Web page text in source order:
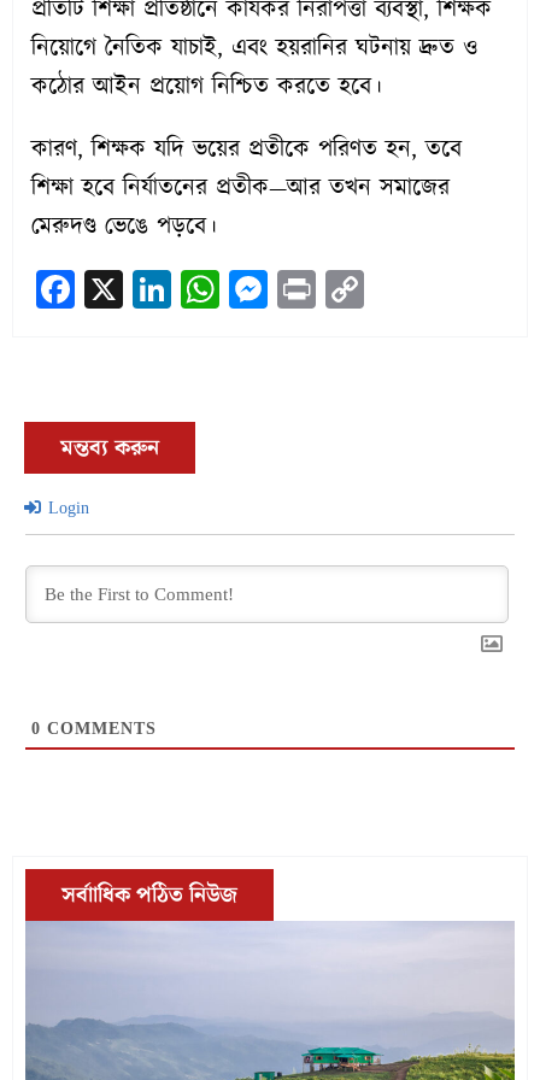
প্রতিটি শিক্ষা প্রতিষ্ঠানে কার্যকর নিরাপত্তা ব্যবস্থা, শিক্ষক
নিয়োগে নৈতিক যাচাই, এবং হয়রানির ঘটনায় দ্রুত ও
কঠোর আইন প্রয়োগ নিশ্চিত করতে হবে।
কারণ, শিক্ষক যদি ভয়ের প্রতীকে পরিণত হন, তবে
শিক্ষা হবে নির্যাতনের প্রতীক—আর তখন সমাজের
মেরুদণ্ড ভেঙে পড়বে।
Facebook
X LinkedIn
WhatsApp
Messenger
Print
মন্তব্য করুন
Login
0 COMMENTS
সর্বাাধিক পঠিত নিউজ